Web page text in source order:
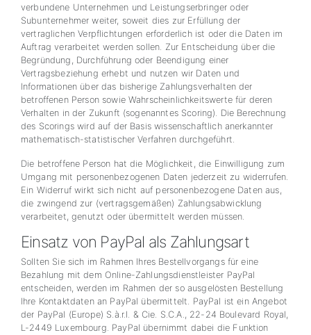
verbundene Unternehmen und Leistungserbringer oder
Subunternehmer weiter, soweit dies zur Erfüllung der
vertraglichen Verpflichtungen erforderlich ist oder die Daten im
Auftrag verarbeitet werden sollen. Zur Entscheidung über die
Begründung, Durchführung oder Beendigung einer
Vertragsbeziehung erhebt und nutzen wir Daten und
Informationen über das bisherige Zahlungsverhalten der
betroffenen Person sowie Wahrscheinlichkeitswerte für deren
Verhalten in der Zukunft (sogenanntes Scoring). Die Berechnung
des Scorings wird auf der Basis wissenschaftlich anerkannter
mathematisch-statistischer Verfahren durchgeführt.
Die betroffene Person hat die Möglichkeit, die Einwilligung zum
Umgang mit personenbezogenen Daten jederzeit zu widerrufen.
Ein Widerruf wirkt sich nicht auf personenbezogene Daten aus,
die zwingend zur (vertragsgemäßen) Zahlungsabwicklung
verarbeitet, genutzt oder übermittelt werden müssen.
Einsatz von PayPal als Zahlungsart
Sollten Sie sich im Rahmen Ihres Bestellvorgangs für eine
Bezahlung mit dem Online-Zahlungsdienstleister PayPal
entscheiden, werden im Rahmen der so ausgelösten Bestellung
Ihre Kontaktdaten an PayPal übermittelt. PayPal ist ein Angebot
der PayPal (Europe) S.à.r.l. & Cie. S.C.A., 22-24 Boulevard Royal,
L-2449 Luxembourg. PayPal übernimmt dabei die Funktion